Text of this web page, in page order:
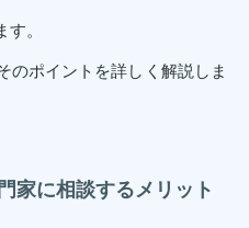
。
のポイントを詳しく解説しま
家に相談するメリット